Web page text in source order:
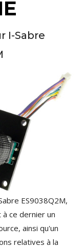
I-Sabre
ES9038Q2M,
ce dernier un
ainsi qu'un
relatives à la